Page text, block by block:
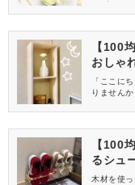
信してく
【100
おしゃ
「ここに
りません
ブ)チャン
【100
るシュ
木材を使